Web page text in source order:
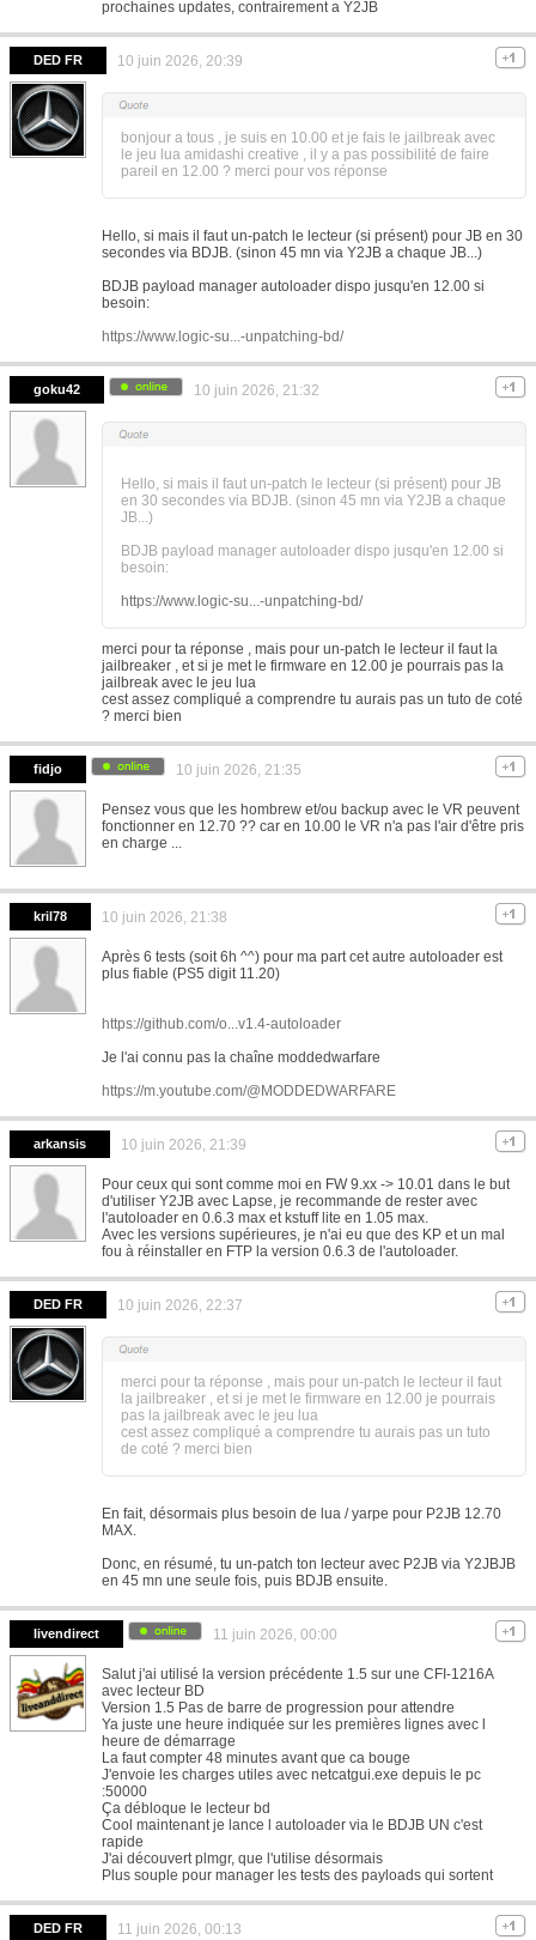
prochaines updates, contrairement a Y2JB
DED FR 10 juin 2026, 20:39
bonjour a tous , je suis en 10.00 et je fais le jailbreak avec
le jeu lua amidashi creative , il y a pas possibilité de faire
pareil en 12.00 ? merci pour vos réponse
Hello, si mais il faut un-patch le lecteur (si présent) pour JB en 30
secondes via BDJB. (sinon 45 mn via Y2JB a chaque JB...)
BDJB payload manager autoloader dispo jusqu'en 12.00 si
besoin:
https://www.logic-su...-unpatching-bd/
goku42 10 juin 2026, 21:32
Hello, si mais il faut un-patch le lecteur (si présent) pour JB
en 30 secondes via BDJB. (sinon 45 mn via Y2JB a chaque
JB...)
BDJB payload manager autoloader dispo jusqu'en 12.00 si
besoin:
https://www.logic-su...-unpatching-bd/
merci pour ta réponse , mais pour un-patch le lecteur il faut la
jailbreaker , et si je met le firmware en 12.00 je pourrais pas la
jailbreak avec le jeu lua
cest assez compliqué a comprendre tu aurais pas un tuto de coté
? merci bien
fidjo 10 juin 2026, 21:35
Pensez vous que les hombrew et/ou backup avec le VR peuvent
fonctionner en 12.70 ?? car en 10.00 le VR n'a pas l'air d'être pris
en charge ...
kril78 10 juin 2026, 21:38
Après 6 tests (soit 6h ^^) pour ma part cet autre autoloader est
plus fiable (PS5 digit 11.20)
https://github.com/o...v1.4-autoloader
Je l'ai connu pas la chaîne moddedwarfare
https://m.youtube.com/@MODDEDWARFARE
arkansis 10 juin 2026, 21:39
Pour ceux qui sont comme moi en FW 9.xx -> 10.01 dans le but
d'utiliser Y2JB avec Lapse, je recommande de rester avec
l'autoloader en 0.6.3 max et kstuff lite en 1.05 max.
Avec les versions supérieures, je n'ai eu que des KP et un mal
fou à réinstaller en FTP la version 0.6.3 de l'autoloader.
DED FR 10 juin 2026, 22:37
merci pour ta réponse , mais pour un-patch le lecteur il faut
la jailbreaker , et si je met le firmware en 12.00 je pourrais
pas la jailbreak avec le jeu lua
cest assez compliqué a comprendre tu aurais pas un tuto
de coté ? merci bien
En fait, désormais plus besoin de lua / yarpe pour P2JB 12.70
MAX.
Donc, en résumé, tu un-patch ton lecteur avec P2JB via Y2JBJB
en 45 mn une seule fois, puis BDJB ensuite.
livendirect 11 juin 2026, 00:00
Salut j'ai utilisé la version précédente 1.5 sur une CFI-1216A
avec lecteur BD
Version 1.5 Pas de barre de progression pour attendre
Ya juste une heure indiquée sur les premières lignes avec l
heure de démarrage
La faut compter 48 minutes avant que ca bouge
J'envoie les charges utiles avec netcatgui.exe depuis le pc
:50000
Ça débloque le lecteur bd
Cool maintenant je lance l autoloader via le BDJB UN c'est
rapide
J'ai découvert plmgr, que l'utilise désormais
Plus souple pour manager les tests des payloads qui sortent
DED FR 11 juin 2026, 00:13